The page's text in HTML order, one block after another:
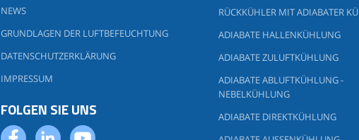
NEWS
GRUNDLAGEN DER LUFTBEFEUCHTUNG
DATENSCHUTZERKLÄRUNG
IMPRESSUM
FOLGEN SIE UNS
RÜCKKÜHLER MIT ADIABATER
ADIABATE HALLENKÜHLUNG
ADIABATE ZULUFTKÜHLUNG
ADIABATE ABLUFTKÜHLUNG -
NEBELKÜHLUNG
ADIABATE DIREKTKÜHLUNG